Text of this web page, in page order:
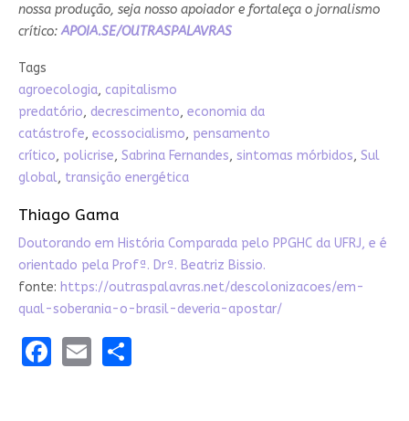
nossa produção, seja nosso apoiador e fortaleça o jornalismo
crítico: APOIA.SE/OUTRASPALAVRAS
Tags
agroecologia, capitalismo
predatório, decrescimento, economia da
catástrofe, ecossocialismo, pensamento
crítico, policrise, Sabrina Fernandes, sintomas mórbidos, Sul
global, transição energética
Thiago Gama
Doutorando em História Comparada pelo PPGHC da UFRJ, e é
orientado pela Profª. Drª. Beatriz Bissio.
fonte: https://outraspalavras.net/descolonizacoes/em-
qual-soberania-o-brasil-deveria-apostar/
Facebook
EmailShare